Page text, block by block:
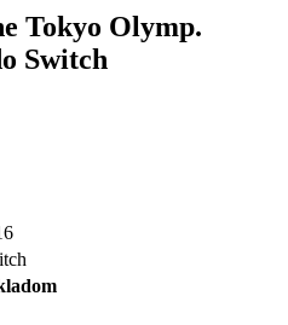
Tokyo Olymp.
Switch